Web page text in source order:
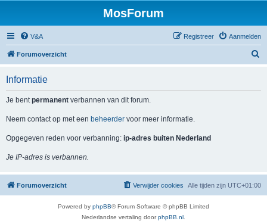
MosForum
V&A Aanmelden
Registreer
Forumoverzicht
Informatie
Je bentpermanent verbannen van dit forum.
Neem contact op met een beheerder voor meer informatie.
Opgegeven reden voor verbanning: ip-adres buiten Nederland
Je IP-adres is verbannen.
Forumoverzicht Alle tijden zijn UTC+01:00
Verwijder cookies
Powered by phpBB® Forum Software © phpBB Limited
Nederlandse vertaling doorphpBB.nl